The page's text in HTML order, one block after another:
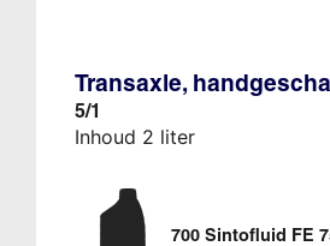
Transaxle,
5/1
Inhoud 2 liter
700 Sintofluid FE